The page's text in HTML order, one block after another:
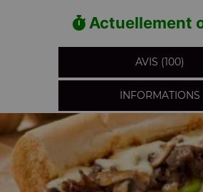
Actuellement
AVIS (100)
INFORMATIONS